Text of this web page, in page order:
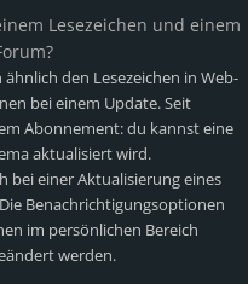
Lesezeichen und einem
den Lesezeichen in Web-
bei einem Update. Seit
Abonnement: du kannst eine
aktualisiert wird.
bei einer Aktualisierung eines
Benachrichtigungsoptionen
im persönlichen Bereich
werden.